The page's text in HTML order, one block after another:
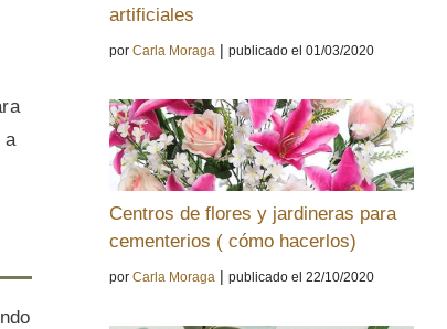
a
artificiales
por Carla Moraga publicado el 01/03/2020
Centros de flores y jardineras para
cementerios ( cómo hacerlos)
por Carla Moraga publicado el 22/10/2020